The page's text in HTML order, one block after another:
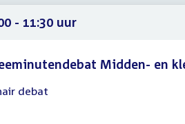
- 11:30 uur
Midden- en
debat